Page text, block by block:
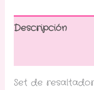
Descripción
Set de